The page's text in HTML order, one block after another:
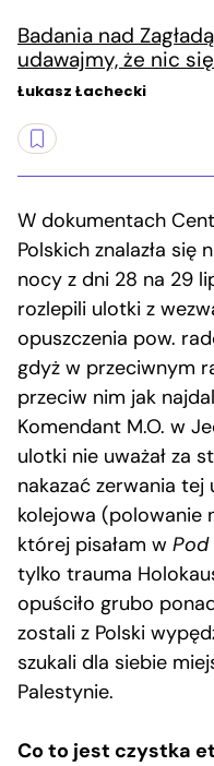
Badania nad
udawajmy, że nic
Łukasz Łachecki
W dokumentach
Polskich znalazła się
nocy z dni 28 na 29
rozlepili ulotki z
opuszczenia pow.
gdyż w przeciwnym
przeciw nim jak
Komendant M.O. w
ulotki nie uważał za
nakazać zerwania tej
kolejowa (polowanie
której pisałam w Pod
tylko trauma
opuściło grubo
zostali z Polski
szukali dla siebie
Palestynie.
Co to jest czystka